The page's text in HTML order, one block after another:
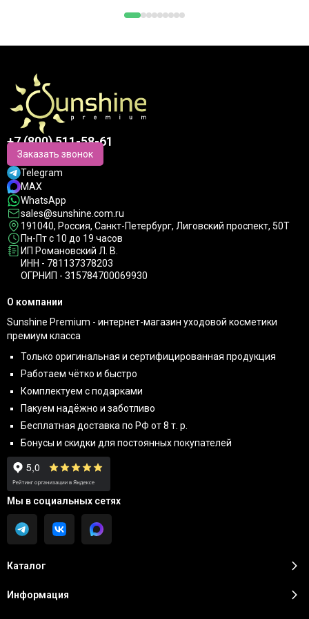
+7 (800) 511-58-61
Заказать звонок
Telegram
MAX
WhatsApp
sales@sunshine.com.ru
191040, Россия, Санкт-Петербург, Лиговский проспект, 50Т
Пн-Пт с 10 до 19 часов
ИП Романовский Л. В.
ИНН - 781137378203
ОГРНИП - 315784700069930
Каталог
Информация
О компании
Sunshine Premium - интернет-магазин уходовой косметики
премиум класса
Только оригинальная и сертифицированная продукция
Работаем чётко и быстро
Комплектуем с подарками
Пакуем надёжно и заботливо
Бесплатная доставка по РФ от 8 т. р.
Бонусы и скидки для постоянных покупателей
Мы в социальных сетях